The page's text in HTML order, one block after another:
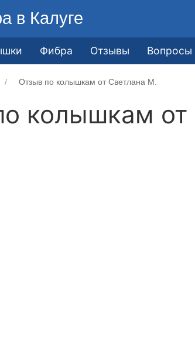
в Калуге
Фибра Отзывы Вопросы
Отзыв по колышкам от Светлана М.
колышкам от